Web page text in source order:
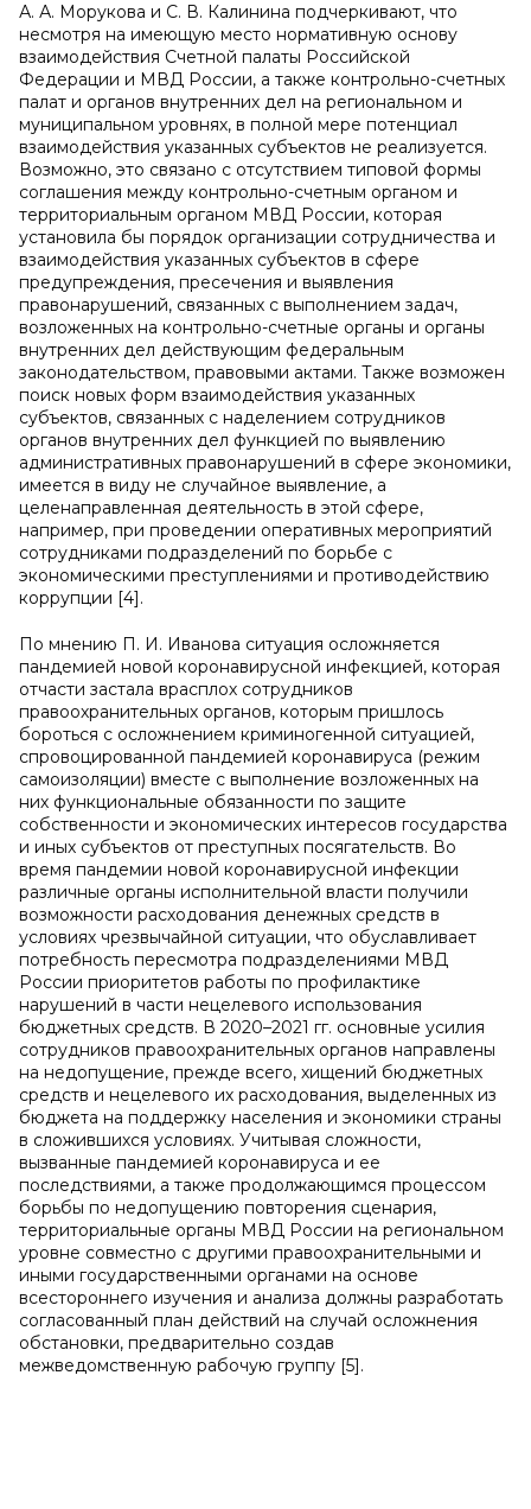
А. А. Морукова и С. В. Калинина подчеркивают, что
несмотря на имеющую место нормативную основу
взаимодействия Счетной палаты Российской
Федерации и МВД России, а также контрольно-счетных
палат и органов внутренних дел на региональном и
муниципальном уровнях, в полной мере потенциал
взаимодействия указанных субъектов не реализуется.
Возможно, это связано с отсутствием типовой формы
соглашения между контрольно-счетным органом и
территориальным органом МВД России, которая
установила бы порядок организации сотрудничества и
взаимодействия указанных субъектов в сфере
предупреждения, пресечения и выявления
правонарушений, связанных с выполнением задач,
возложенных на контрольно-счетные органы и органы
внутренних дел действующим федеральным
законодательством, правовыми актами. Также возможен
поиск новых форм взаимодействия указанных
субъектов, связанных с наделением сотрудников
органов внутренних дел функцией по выявлению
административных правонарушений в сфере экономики,
имеется в виду не случайное выявление, а
целенаправленная деятельность в этой сфере,
например, при проведении оперативных мероприятий
сотрудниками подразделений по борьбе с
экономическими преступлениями и противодействию
коррупции [4].
По мнению П. И. Иванова ситуация осложняется
пандемией новой коронавирусной инфекцией, которая
отчасти застала врасплох сотрудников
правоохранительных органов, которым пришлось
бороться с осложнением криминогенной ситуацией,
спровоцированной пандемией коронавируса (режим
самоизоляции) вместе с выполнение возложенных на
них функциональные обязанности по защите
собственности и экономических интересов государства
и иных субъектов от преступных посягательств. Во
время пандемии новой коронавирусной инфекции
различные органы исполнительной власти получили
возможности расходования денежных средств в
условиях чрезвычайной ситуации, что обуславливает
потребность пересмотра подразделениями МВД
России приоритетов работы по профилактике
нарушений в части нецелевого использования
бюджетных средств. В 2020–2021 гг. основные усилия
сотрудников правоохранительных органов направлены
на недопущение, прежде всего, хищений бюджетных
средств и нецелевого их расходования, выделенных из
бюджета на поддержку населения и экономики страны
в сложившихся условиях. Учитывая сложности,
вызванные пандемией коронавируса и ее
последствиями, а также продолжающимся процессом
борьбы по недопущению повторения сценария,
территориальные органы МВД России на региональном
уровне совместно с другими правоохранительными и
иными государственными органами на основе
всестороннего изучения и анализа должны разработать
согласованный план действий на случай осложнения
обстановки, предварительно создав
межведомственную рабочую группу [5].